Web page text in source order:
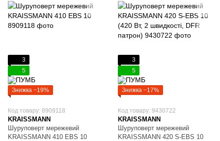
3
5
Знижка −19%
Код товару: 8909118
KRAISSMANN
Шуруповерт мережевий
KRAISSMANN 410 EBS 10
3
5
Знижка −17%
Код товару: 9430722
KRAISSMANN
Шуруповерт мережевий
KRAISSMANN 420 S-EBS 10